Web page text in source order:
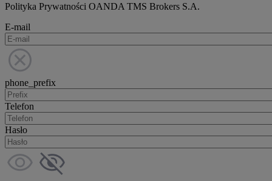
Polityka Prywatności OANDA TMS Brokers S.A.
E-mail
phone_prefix
Telefon
Hasło